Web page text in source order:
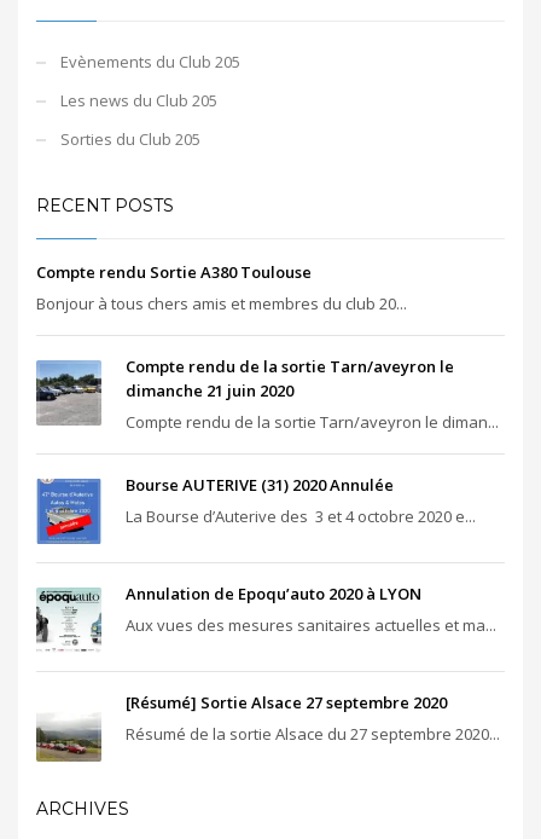
Evènements du Club 205
Les news du Club 205
Sorties du Club 205
RECENT POSTS
Compte rendu Sortie A380 Toulouse
Bonjour à tous chers amis et membres du club 20...
Compte rendu de la sortie Tarn/aveyron le
dimanche 21 juin 2020
Compte rendu de la sortie Tarn/aveyron le diman...
Bourse AUTERIVE (31) 2020 Annulée
La Bourse d’Auterive des 3 et 4 octobre 2020 e...
Annulation de Epoqu’auto 2020 à LYON
Aux vues des mesures sanitaires actuelles et ma...
[Résumé] Sortie Alsace 27 septembre 2020
Résumé de la sortie Alsace du 27 septembre 2020...
ARCHIVES